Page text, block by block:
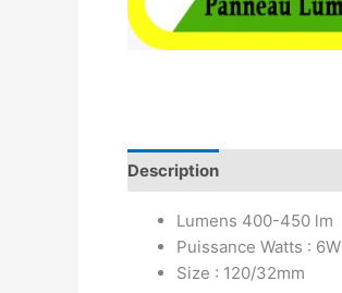
Description
Lumens 400-450 lm
Puissance Watts : 6W
Size : 120/32mm